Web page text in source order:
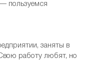
пользуемся
заняты в
работу любят, но